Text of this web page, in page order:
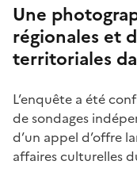
Une
régionales et
territoriales
L’enquête a été
de sondages
d’un appel d’offre
affaires culturelles